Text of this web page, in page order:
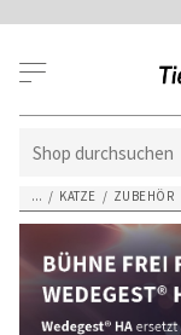
... / KATZE / ZUBEHÖR